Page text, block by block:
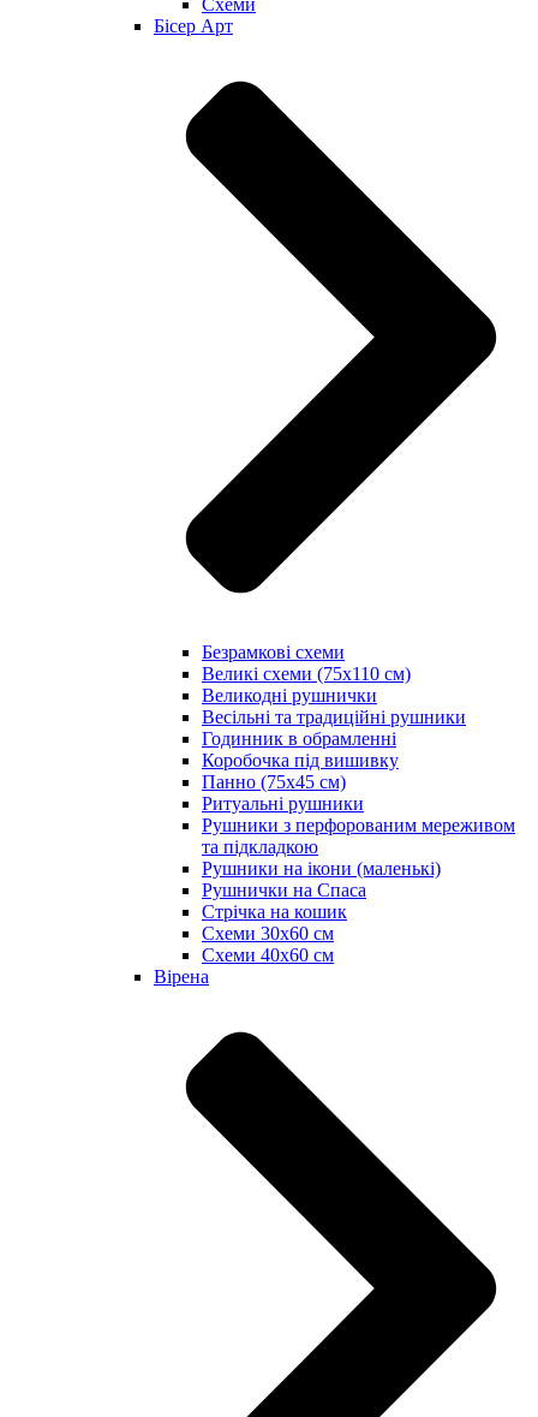
Схеми
Бісер Арт
Безрамкові схеми
Великі схеми (75х110 см)
Великодні рушнички
Весільні та традиційні рушники
Годинник в обрамленні
Коробочка під вишивку
Панно (75х45 см)
Ритуальні рушники
Рушники з перфорованим мереживом
та підкладкою
Рушники на ікони (маленькі)
Рушнички на Спаса
Стрічка на кошик
Схеми 30х60 см
Схеми 40х60 см
Вірена